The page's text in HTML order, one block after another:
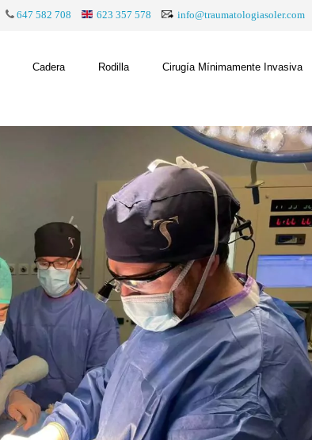
647 582 708 623 357 578 info@traumatologiasoler.com
Cadera Rodilla Cirugía Mínimamente Invasiva